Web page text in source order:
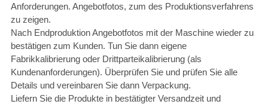
Anforderungen. Angebotfotos, zum des Produktionsverfahrens
zu zeigen.
Nach Endproduktion Angebotfotos mit der Maschine wieder zu
bestätigen zum Kunden. Tun Sie dann eigene
Fabrikkalibrierung oder Drittparteikalibrierung (als
Kundenanforderungen). Überprüfen Sie und prüfen Sie alle
Details und vereinbaren Sie dann Verpackung.
Liefern Sie die Produkte in bestätigter Versandzeit und